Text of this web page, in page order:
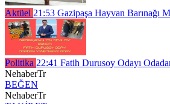
Aktüel 21:53 Gazipaşa Hayvan Barınağı
Politika 22:41 Fatih Durusoy Odayı
NehaberTr
BEĞEN
NehaberTr